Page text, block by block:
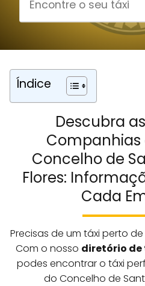
Índice
Descubra
Companhias
Concelho de
Flores:
Cada
Precisas de um táxi perto
Com o nosso diretório de
podes encontrar o táxi
do Concelho de